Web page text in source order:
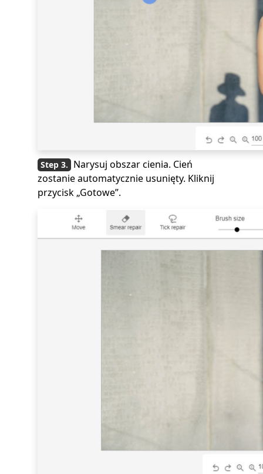
Narysuj obszar cienia. Cień
zostanie automatycznie usunięty. Kliknij
przycisk „Gotowe”.